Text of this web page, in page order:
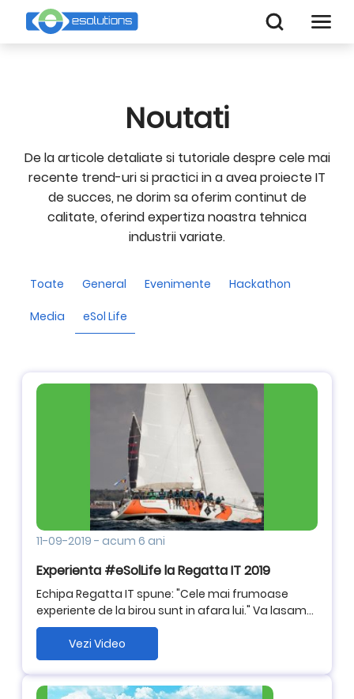
Noutati
De la articole detaliate si tutoriale despre cele mai
recente trend-uri si practici in a avea proiecte IT
de succes, ne dorim sa oferim continut de
calitate, oferind expertiza noastra tehnica
industrii variate.
Toate General Evenimente Hackathon
Media eSol Life
11-09-2019 - acum 6 ani
Experienta #eSolLife la Regatta IT 2019
Echipa Regatta IT spune: "Cele mai frumoase
experiente de la birou sunt in afara lui." Va lasam
mai jos un filmulet despre experienta #eSolLife la
Regatta IT 2019.
Vezi Video